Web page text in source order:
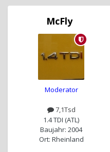
McFly
Moderator
7,1Tsd
1.4 TDI (ATL)
Baujahr: 2004
Ort: Rheinland